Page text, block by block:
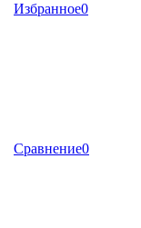
Избранное0
Сравнение0